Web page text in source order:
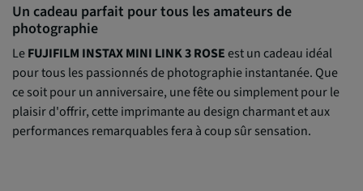
Un cadeau parfait pour tous les amateurs de
photographie
LeFUJIFILM INSTAX MINI LINK 3 ROSEest un cadeau idéal
pour tous les passionnés de photographie instantanée. Que
ce soit pour un anniversaire, une fête ou simplement pour le
plaisir d'offrir, cette imprimante au design charmant et aux
performances remarquables fera à coup sûr sensation.